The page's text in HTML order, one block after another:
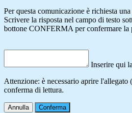
Per questa comunicazione è richiesta una
Scrivere la risposta nel campo di testo
bottone CONFERMA per confermare la
Inserire qui
Attenzione: è necessario aprire l'allegato
conferma di lettura.
Annulla Conferma